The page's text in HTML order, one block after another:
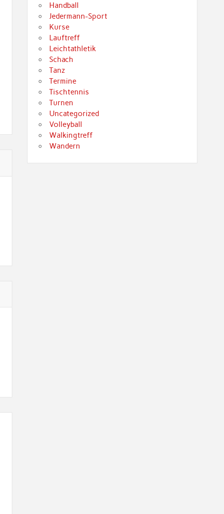
Handball
Jedermann-Sport
Kurse
Lauftreff
Leichtathletik
Schach
Tanz
Termine
Tischtennis
Turnen
Uncategorized
Volleyball
Walkingtreff
Wandern